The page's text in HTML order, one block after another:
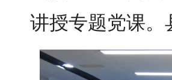
讲授专题党课。